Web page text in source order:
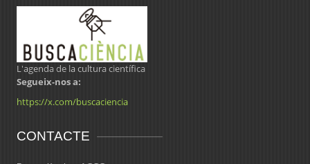
L'agenda de la cultura científica
Segueix-nos a:
https://x.com/buscaciencia
CONTACTE